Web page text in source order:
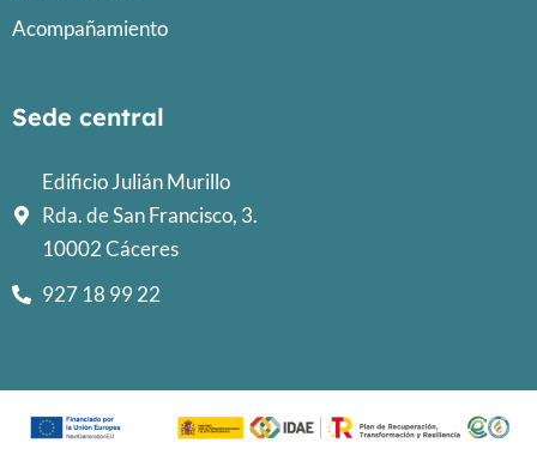
Acompañamiento
Sede central
Edificio Julián Murillo
Rda. de San Francisco, 3.
10002 Cáceres
927 18 99 22